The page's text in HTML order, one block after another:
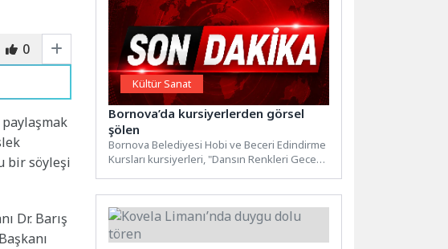
0
bir söyleşi
Dr. Barış
Kültür Sanat
Bornova’da kursiyerlerden görsel
şölen
Bornova Belediyesi Hobi ve Beceri Edindirme
Kursları kursiyerleri, "Dansın Renkleri Gecesi"